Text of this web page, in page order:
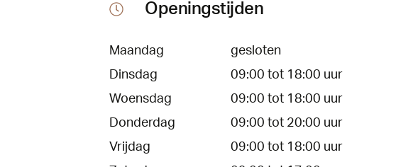
Openingstijden
Maandag
gesloten
Dinsdag
09:00 tot 18:00 uur
Woensdag
09:00 tot 18:00 uur
Donderdag
09:00 tot 20:00 uur
Vrijdag
09:00 tot 18:00 uur